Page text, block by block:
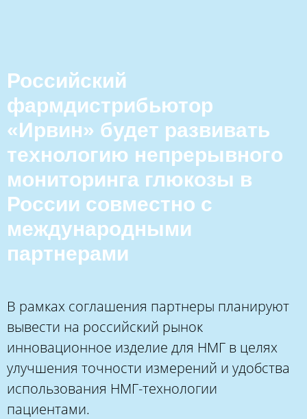
Российский
фармдистрибьютор
«Ирвин» будет развивать
технологию непрерывного
мониторинга глюкозы в
России совместно с
международными
партнерами
В рамках соглашения партнеры планируют
вывести на российский рынок
инновационное изделие для НМГ в целях
улучшения точности измерений и удобства
использования НМГ-технологии
пациентами.